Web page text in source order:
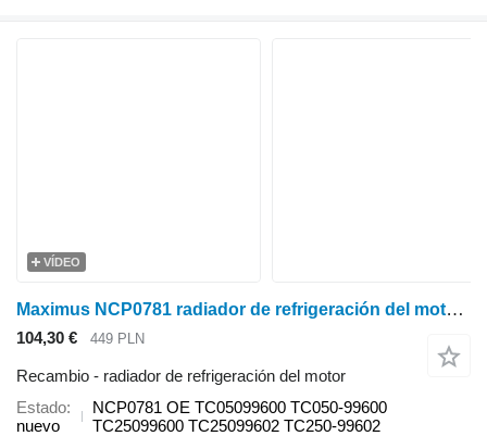
VÍDEO
Maximus NCP0781 radiador de refrigeración del motor para Kubota MX5100 , MX4700 , MC5000 minitractor
104,30 € 449 PLN
Recambio - radiador de refrigeración del motor
Estado
nuevo
NCP0781 OE TC05099600 TC050-99600
TC25099600 TC25099602 TC250-99602